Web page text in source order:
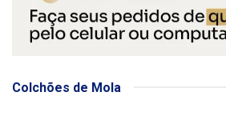
Colchões de Mola